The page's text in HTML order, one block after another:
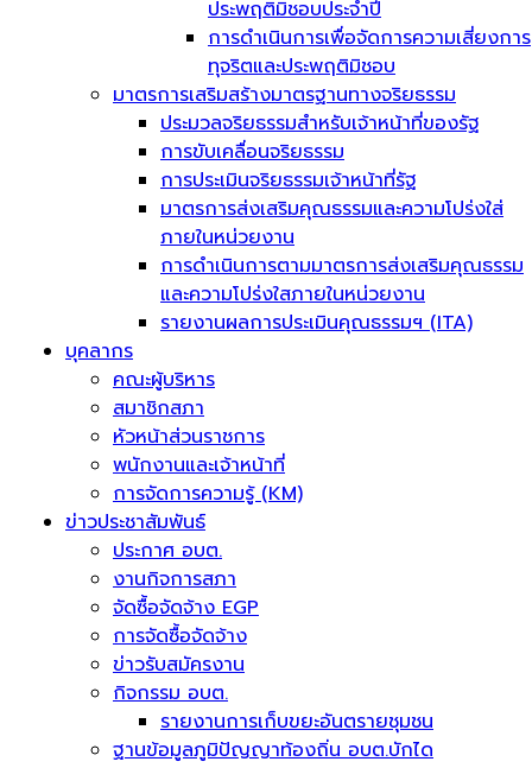
ประพฤติมิชอบประจำปี
การดำเนินการเพื่อจัดการความเสี่ยงการ
ทุจริตและประพฤติมิชอบ
มาตรการเสริมสร้างมาตรฐานทางจริยธรรม
ประมวลจริยธรรมสำหรับเจ้าหน้าที่ของรัฐ
การขับเคลื่อนจริยธรรม
การประเมินจริยธรรมเจ้าหน้าที่รัฐ
มาตรการส่งเสริมคุณธรรมและความโปร่งใส่
ภายในหน่วยงาน
การดำเนินการตามมาตรการส่งเสริมคุณธรรม
และความโปร่งใสภายในหน่วยงาน
รายงานผลการประเมินคุณธรรมฯ (ITA)
บุคลากร
คณะผู้บริหาร
สมาชิกสภา
หัวหน้าส่วนราชการ
พนักงานและเจ้าหน้าที่
การจัดการความรู้ (KM)
ข่าวประชาสัมพันธ์
ประกาศ อบต.
งานกิจการสภา
จัดซื้อจัดจ้าง EGP
การจัดซื้อจัดจ้าง
ข่าวรับสมัครงาน
กิจกรรม อบต.
รายงานการเก็บขยะอันตรายชุมชน
ฐานข้อมูลภูมิปัญญาท้องถิ่น อบต.บักได